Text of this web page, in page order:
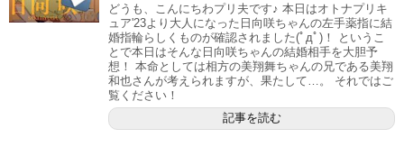
どうも、こんにちわプリ夫です♪ 本日はオトナプリキ
ュア'23より大人になった日向咲ちゃんの左手薬指に結
婚指輪らしくものが確認されました(ﾟдﾟ)！ というこ
とで本日はそんな日向咲ちゃんの結婚相手を大胆予
想！ 本命としては相方の美翔舞ちゃんの兄である美翔
和也さんが考えられますが、果たして…。 それではご
覧ください！
記事を読む